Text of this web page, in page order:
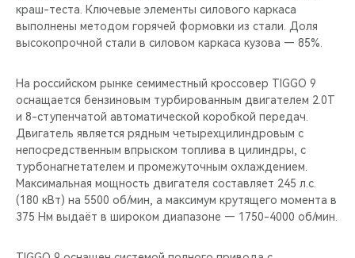
краш-теста. Ключевые элементы силового каркаса
выполнены методом горячей формовки из стали. Доля
высокопрочной стали в силовом каркаса кузова — 85%.
На российском рынке семиместный кроссовер TIGGO 9
оснащается бензиновым турбированным двигателем 2.0T
и 8-ступенчатой автоматической коробкой передач.
Двигатель является рядным четырехцилиндровым с
непосредственным впрыском топлива в цилиндры, с
турбонагнетателем и промежуточным охлаждением.
Максимальная мощность двигателя составляет 245 л.с.
(180 кВт) на 5500 об/мин, а максимум крутящего момента в
375 Нм выдаёт в широком диапазоне — 1750-4000 об/мин.